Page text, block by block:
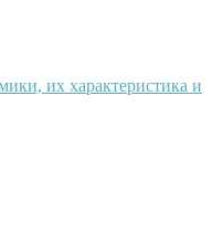
их характеристика и